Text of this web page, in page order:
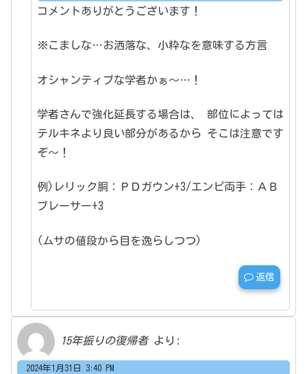
コメントありがとうございます！
※こましな…お洒落な、小粋なを意味する方言
オシャンティブな学者かぁ～…！
学者さんで強化延長する場合は、
部位によっては
テルキネより良い部分があるから そこは注意です
ぞ～！
例)レリック胴：ＰＤガウン+3/エンピ両手：ＡＢ
ブレーサー+3
(ムサの値段から目を逸らしつつ)
返信
15年振りの復帰者 より:
2024年1月31日 3:40 PM